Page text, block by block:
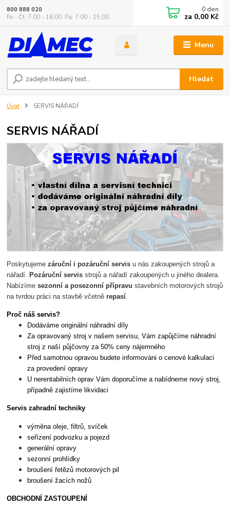
Menu
Hledat
800 888 020
Po - Čt: 7:00 - 16:00, Pá: 7:00 - 15:00
0 den
za 0,00 Kč
Úvod SERVIS NÁŘADÍ
SERVIS NÁŘADÍ
Poskytujemezáruční i pozáruční servisu nás zakoupených strojů a
nářadí.
Pozáruční servis strojů a nářadí zakoupených u jiného dealera.
Nabízímesezonní a posezonní přípravu stavebních motorových strojů
na tvrdou práci na stavbě včetněrepasí
Proč náš servis?
Dodáváme originální náhradní díly
Za opravovaný stroj v našem servisu, Vám zapůjčíme náhradní
stroj z naší půjčovny za 50% ceny nájemného
Před samotnou opravou budete informováni o cenové kalkulaci
za provedení opravy
U nerentabilních oprav Vám doporučíme a nabídneme nový stroj,
případně zajistíme likvidaci
Servis zahradní techniky
výměna oleje, filtrů, svíček
seřízení podvozku a pojezd
generální opravy
sezonní prohlídky
broušení řetězů motorových pil
broušení žacích nožů
OBCHODNÍ ZASTOUPENÍ